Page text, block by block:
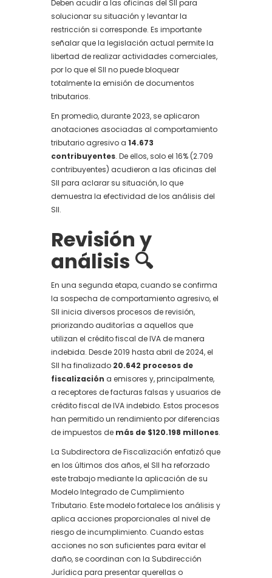
Deben acudir a las oficinas del SII para
solucionar su situación y levantar la
restricción si corresponde. Es importante
señalar que la legislación actual permite la
libertad de realizar actividades comerciales,
por lo que el SII no puede bloquear
totalmente la emisión de documentos
tributarios.
En promedio, durante 2023, se aplicaron
anotaciones asociadas al comportamiento
tributario agresivo a 14.673
contribuyentes. De ellos, solo el 16% (2.709
contribuyentes) acudieron a las oficinas del
SII para aclarar su situación, lo que
demuestra la efectividad de los análisis del
SII.
Revisión y
análisis 🔍
En una segunda etapa, cuando se confirma
la sospecha de comportamiento agresivo, el
SII inicia diversos procesos de revisión,
priorizando auditorías a aquellos que
utilizan el crédito fiscal de IVA de manera
indebida. Desde 2019 hasta abril de 2024, el
SII ha finalizado 20.642 procesos de
fiscalización a emisores y, principalmente,
a receptores de facturas falsas y usuarios de
crédito fiscal de IVA indebido. Estos procesos
han permitido un rendimiento por diferencias
de impuestos de más de $120.198 millones.
La Subdirectora de Fiscalización enfatizó que
en los últimos dos años, el SII ha reforzado
este trabajo mediante la aplicación de su
Modelo Integrado de Cumplimiento
Tributario. Este modelo fortalece los análisis y
aplica acciones proporcionales al nivel de
riesgo de incumplimiento. Cuando estas
acciones no son suficientes para evitar el
daño, se coordinan con la Subdirección
Jurídica para presentar querellas o